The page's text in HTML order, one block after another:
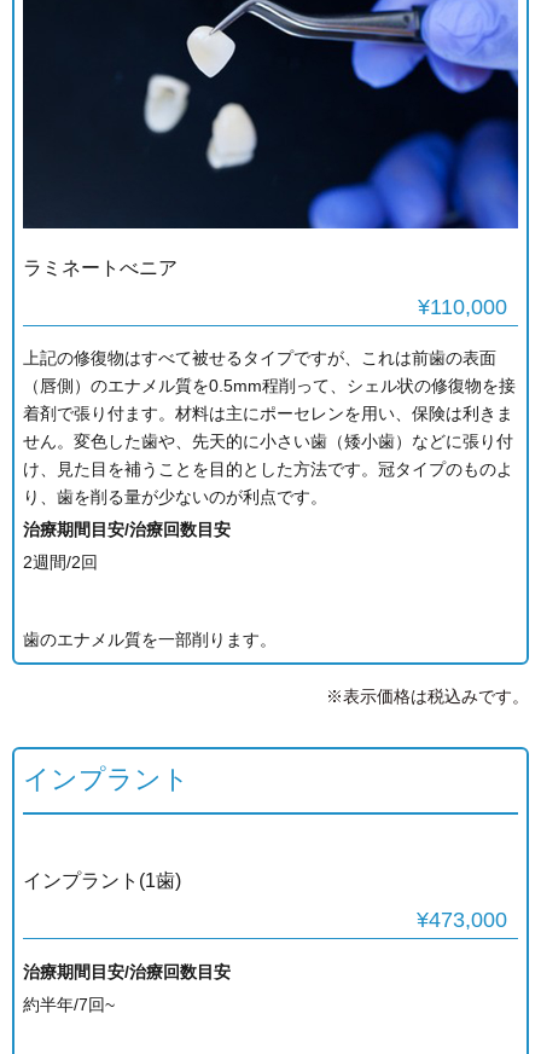
ラミネートべニア
¥110,000
上記の修復物はすべて被せるタイプですが、これは前歯の表面
（唇側）のエナメル質を0.5mm程削って、シェル状の修復物を接
着剤で張り付ます。材料は主にポーセレンを用い、保険は利きま
せん。変色した歯や、先天的に小さい歯（矮小歯）などに張り付
け、見た目を補うことを目的とした方法です。冠タイプのものよ
り、歯を削る量が少ないのが利点です。
治療期間目安/治療回数目安
2週間/2回
歯のエナメル質を一部削ります。
※表示価格は税込みです。
インプラント
インプラント(1歯)
¥473,000
治療期間目安/治療回数目安
約半年/7回~